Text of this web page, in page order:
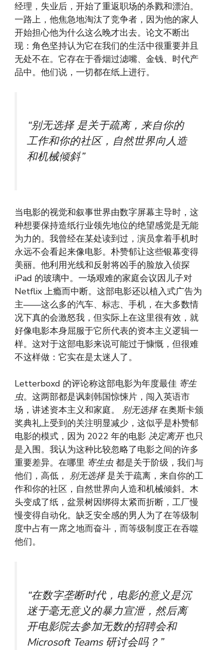
经理，失业后，开始了重返职场的杀戮和漂泊。
一路上，他焦急地淘汰了竞争者，因为他的家人
开始担心他为什么这么晚才出去。论文不断出
现：角色坚持认为它在我们的生活中很重要并且
无处不在。它存在于香烟过滤嘴、金钱、时代产
品中。他们说，一切都在纸上进行。
“别无选择是关于疏离，来自你的
工作和你的社区，自然世界向人造
和机械倾斜”
当电影的视觉和叙事世界由数字屏幕主导时，这
种想要保持造纸行业领先地位的绝望感觉是无能
为力的。我曾经在某处读到过，演员拿着手机时
永远不会看起来像电影。朴赞郁让这些银幕变得
美丽。他利用光线和反射将凶手的脸放入侦探
iPad 的玻璃中。一场艰难的家庭会议因儿子对
Netflix 上瘾而中断。这部电影还以植入式广告为
主——这么多的汽车、标志、手机，在大多数情
况下真的会激怒我，但实际上在这里很有效，就
好像电影本身屈服于它所代表的资本主义逻辑一
样。这对于这部电影来说可能过于慷慨，但很难
不这样做：它实在是太迷人了。
Letterboxd 的评论称这部电影为年度最佳 寄生
虫。这两部都是讽刺韩国惊悚片，闯入英语市
场，讲述资本主义和家庭。 别无选择在奥斯卡颁
奖典礼上受到的关注明显减少，这似乎是朴赞郁
电影的模式，因为 2022 年的电影 决定离开也只
是入围。我认为这种比较忽略了电影之间的许多
重要差异。在哪里 寄生虫 都是关于阶级，我们与
他们，高低， 别无选择是关于疏离，来自你的工
作和你的社区，自然世界向人造和机械倾斜。木
头变成了纸，盆景树因绑得太紧而折断，工厂慢
慢变得自动化。缺乏安全感的男人为了在等级制
度中占有一席之地而奋斗，而等级制度正在吞噬
他们。
“在数字垄断时代，电影的意义是沉
迷于毫无意义的暴力宣泄，然后离
开电影院去参加无数的招聘会和
Microsoft Teams 研讨会吗？”